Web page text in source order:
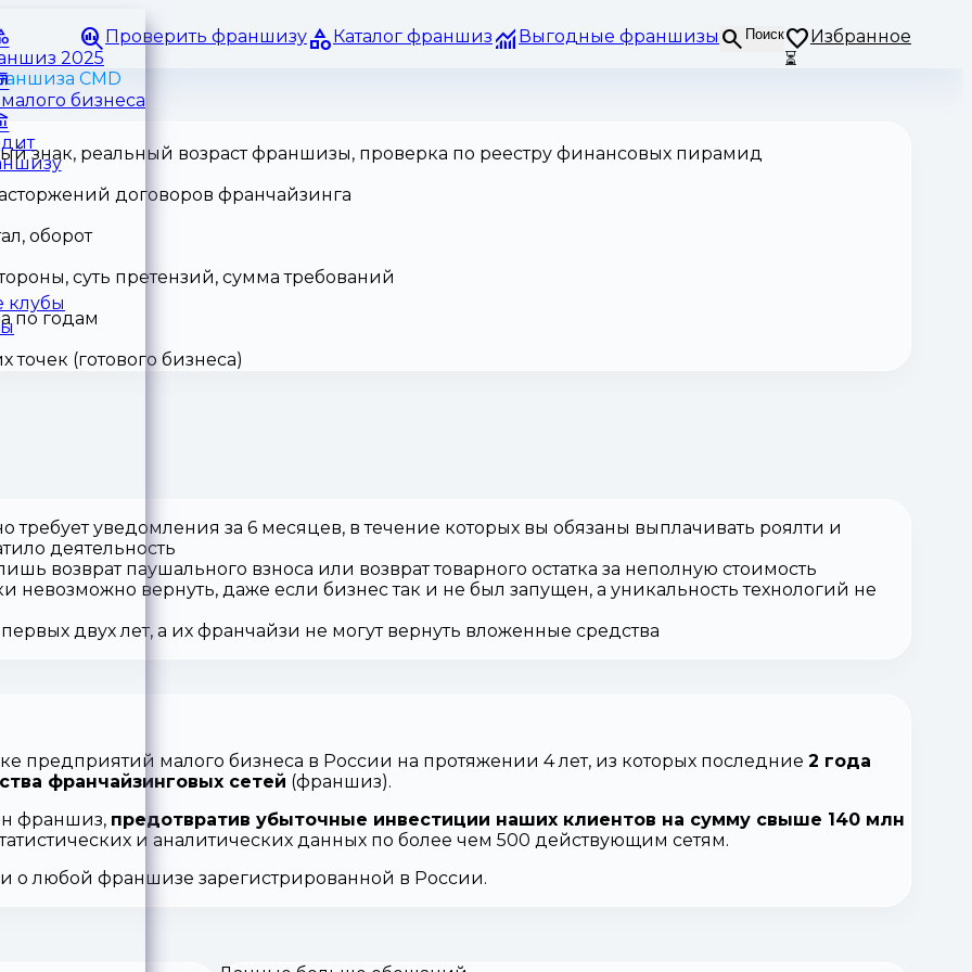
Проверить франшизу Каталог франшиз Выгодные франшизы Поиск
Избранное
⏳
2025
бизнеса
клубы
CMD
знак, реальный возраст франшизы, проверка по реестру финансовых пирамид
договоров франчайзинга
оборот
суть претензий, сумма требований
по годам
(готового бизнеса)
требует уведомления за 6 месяцев, в течение которых вы обязаны выплачивать роялти и
деятельность
возврат паушального взноса или возврат товарного остатка за неполную стоимость
невозможно вернуть, даже если бизнес так и не был запущен, а уникальность технологий не
двух лет, а их франчайзи не могут вернуть вложенные средства
предприятий малого бизнеса в России на протяжении 4 лет, из которых последние 2 года
франчайзинговых сетей (франшиз).
франшиз, предотвратив убыточные инвестиции наших клиентов на сумму свыше 140 млн
и аналитических данных по более чем 500 действующим сетям.
о любой франшизе зарегистрированной в России.